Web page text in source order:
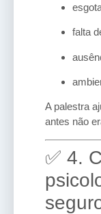
falta
A palestra
antes não
✅ 4.